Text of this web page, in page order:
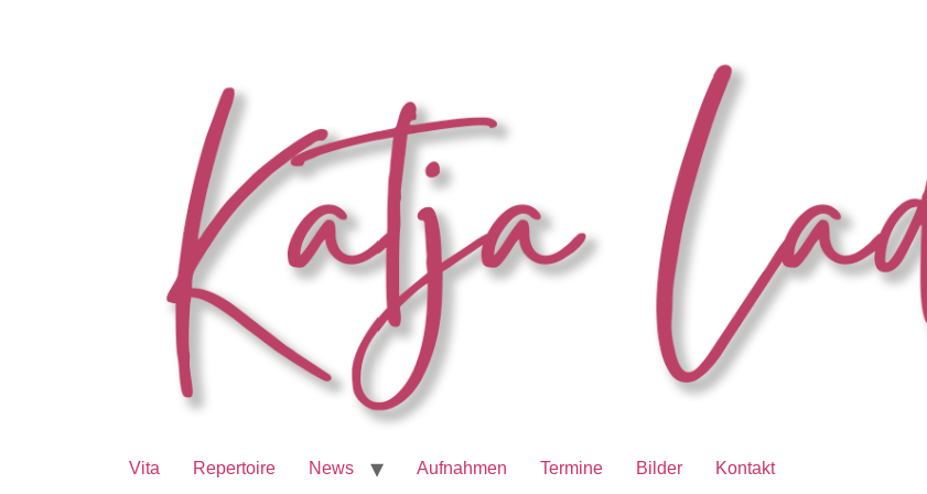
Vita Repertoire News Aufnahmen Termine Bilder Kontakt